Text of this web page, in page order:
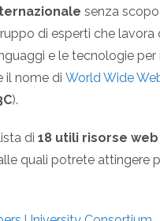
senza
di esperti che lavora
e le tecnologie per
il nome di World Wide
).
di 18 utili risorse web
quali potrete attingere